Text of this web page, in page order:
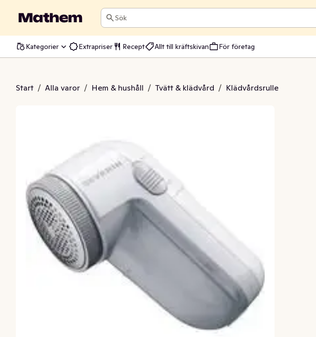
Sök
Kategorier Extrapriser Recept Allt till kräftskivan För företag
Start / Alla varor / Hem & hushåll / Tvätt & klädvård / Klädvårdsrulle
Severin